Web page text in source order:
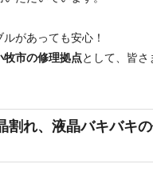
があっても安心！
牧市の修理拠点として、皆さ
割れ、液晶バキバキ